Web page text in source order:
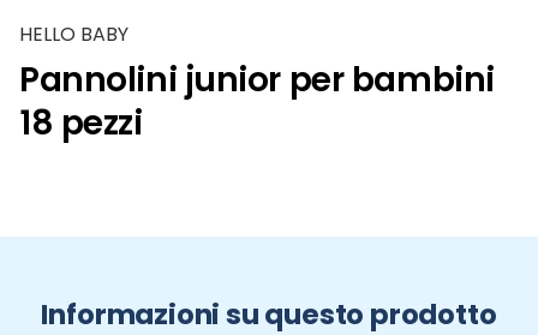
HELLO BABY
Pannolini junior per bambini
18 pezzi
Informazioni su questo prodotto